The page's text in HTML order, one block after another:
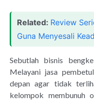
Related: Review
Guna Menyesali
Sebutlah bisnis
Melayani jasa
depan agar tidak
kelompok membunuh